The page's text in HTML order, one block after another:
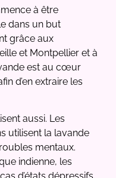
à être
dans un but
grâce aux
et Montpellier et à
est au cœur
d’en extraire les
aussi. Les
utilisent la lavande
mentaux.
indienne, les